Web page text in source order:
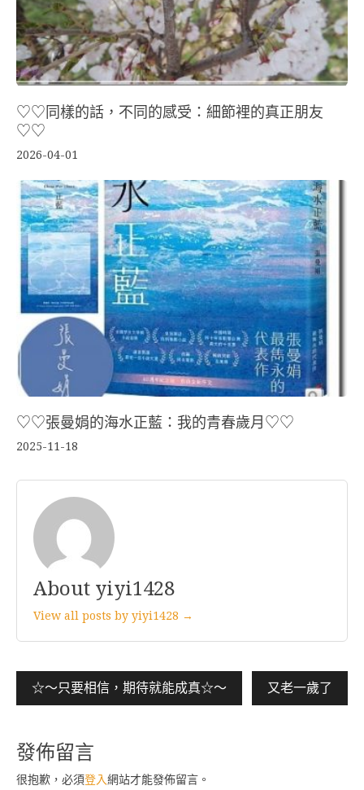
♡♡同樣的話，不同的感受：細節裡的真正朋友
♡♡
2026-04-01
♡♡張曼娟的海水正藍：我的青春歲月♡♡
2025-11-18
About yiyi1428
View all posts by yiyi1428 →
文
章
導
覽
☆〜只要相信，期待就能成真☆〜 又老一歲了
發佈留言
很抱歉，必須登入網站才能發佈留言。